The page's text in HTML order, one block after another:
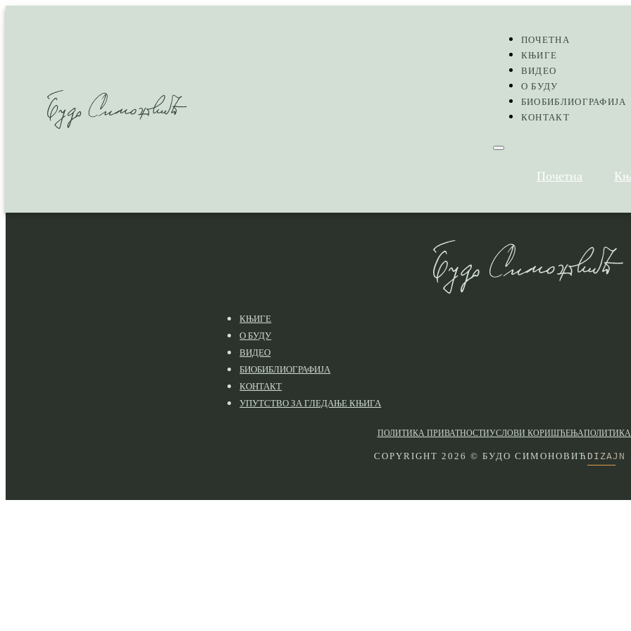
ПОЧЕТНА
КЊИГЕ
ВИДЕО
О БУДУ
БИОБИБЛИОГРАФИЈА
КОНТАКТ
Почетна
КЊИГЕ
О БУДУ
ВИДЕО
БИОБИБЛИОГРАФИЈА
КОНТАКТ
УПУТСТВО ЗА ГЛЕДАЊЕ КЊИГА
ПОЛИТИКА ПРИВАТНОСТИУСЛОВИ КОРИШЋЕЊА
COPYRIGHT 2026 © БУДО СИМОНОВИЋ DIZAJN